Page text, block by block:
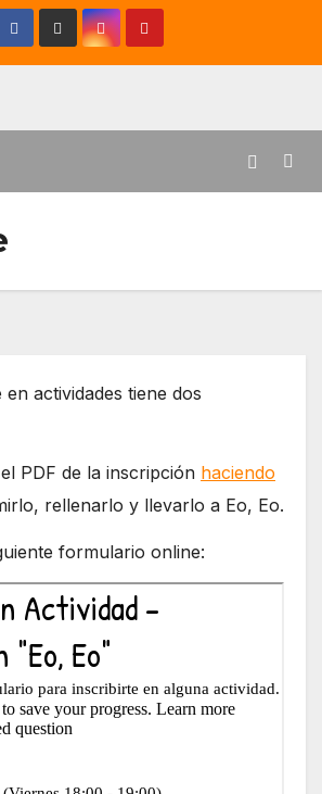
actividades tiene dos
PDF de la inscripción haciendo
rellenarlo y llevarlo a Eo, Eo.
formulario online: